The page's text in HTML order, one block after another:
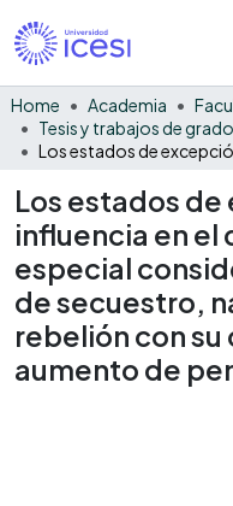
Home Academia
Tesis y trabajos de grado
Los estados de
influencia en el
especial
de secuestro,
rebelión con
aumento de